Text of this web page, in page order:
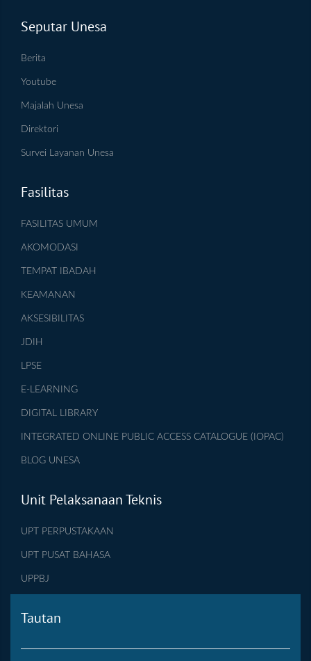
Seputar Unesa
Berita
Youtube
Majalah Unesa
Direktori
Survei Layanan Unesa
Fasilitas
FASILITAS UMUM
AKOMODASI
TEMPAT IBADAH
KEAMANAN
AKSESIBILITAS
JDIH
LPSE
E-LEARNING
DIGITAL LIBRARY
INTEGRATED ONLINE PUBLIC ACCESS CATALOGUE (IOPAC)
BLOG UNESA
Unit Pelaksanaan Teknis
UPT PERPUSTAKAAN
UPT PUSAT BAHASA
UPPBJ
Tautan